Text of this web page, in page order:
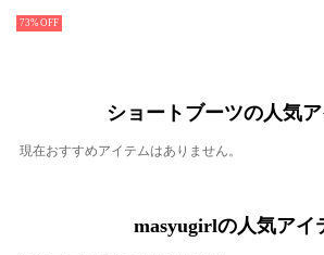
73%
ショートブーツの人気
現在おすすめアイテムはありません。
masyugirlの人気アイ